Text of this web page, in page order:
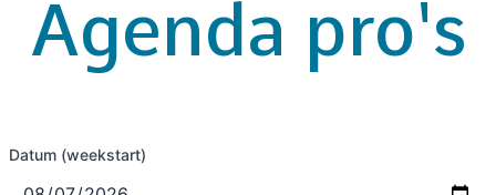
Agenda pro's
Datum (weekstart)